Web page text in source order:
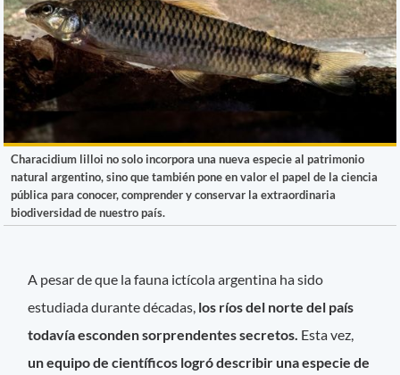
Characidium lilloi no solo incorpora una nueva especie al patrimonio
natural argentino, sino que también pone en valor el papel de la ciencia
pública para conocer, comprender y conservar la extraordinaria
biodiversidad de nuestro país.
A pesar de que la fauna ictícola argentina ha sido
estudiada durante décadas, los ríos del norte del país
todavía esconden sorprendentes secretos. Esta vez,
un equipo de científicos logró describir una especie de